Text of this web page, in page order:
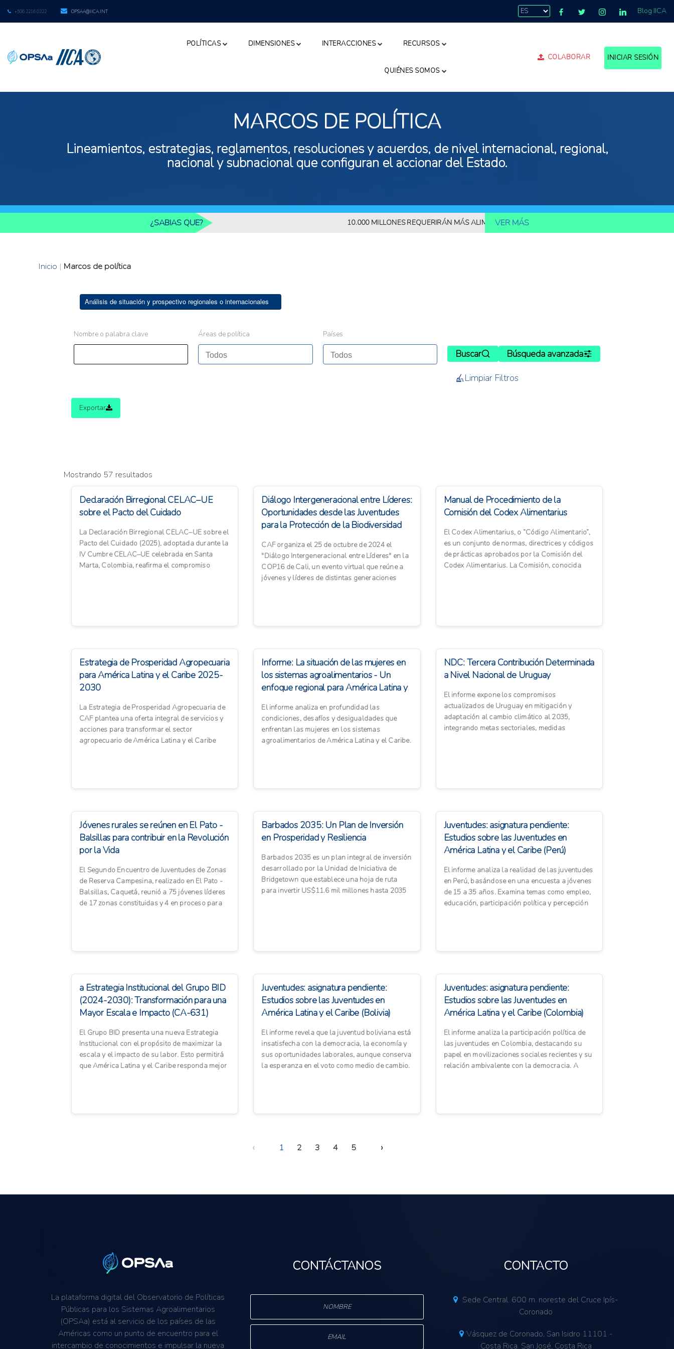
+506 2216 0222 OPSAA@IICA.INT Blog IICA
POLÍTICAS DIMENSIONES INTERACCIONES RECURSOS
QUIÉNES SOMOS
COLABORAR INICIAR SESIÓN
MARCOS DE POLÍTICA
Lineamientos, estrategias, reglamentos, resoluciones y acuerdos, de nivel internacional, regional,
nacional y subnacional que configuran el accionar del Estado.
¿SABIAS QUE? 10.000 MILLONES REQUERIRÁN MÁS ALIMENTOS 10.000 MILLONES DE PERSONAS DEBERÁN SER
VER MÁS
Inicio | Marcos de política
Análisis de situación y prospectivo regionales o internacionales
Nombre o palabra clave Áreas de política Países
Buscar
Búsqueda avanzada
Limpiar Filtros
Exportar
Mostrando 57 resultados
Declaración Birregional CELAC–UE
sobre el Pacto del Cuidado
La Declaración Birregional CELAC–UE sobre el
Pacto del Cuidado (2025), adoptada durante la
IV Cumbre CELAC–UE celebrada en Santa
Marta, Colombia, reafirma el compromiso
Diálogo Intergeneracional entre Líderes:
Oportunidades desde las Juventudes
para la Protección de la Biodiversidad
CAF organiza el 25 de octubre de 2024 el
"Diálogo Intergeneracional entre Líderes" en la
COP16 de Cali, un evento virtual que reúne a
jóvenes y líderes de distintas generaciones
Manual de Procedimiento de la
Comisión del Codex Alimentarius
El Codex Alimentarius, o “Código Alimentario”,
es un conjunto de normas, directrices y códigos
de prácticas aprobados por la Comisión del
Codex Alimentarius. La Comisión, conocida
Estrategia de Prosperidad Agropecuaria
para América Latina y el Caribe 2025-
2030
La Estrategia de Prosperidad Agropecuaria de
CAF plantea una oferta integral de servicios y
acciones para transformar el sector
agropecuario de América Latina y el Caribe
Informe: La situación de las mujeres en
los sistemas agroalimentarios - Un
enfoque regional para América Latina y
El informe analiza en profundidad las
condiciones, desafíos y desigualdades que
enfrentan las mujeres en los sistemas
agroalimentarios de América Latina y el Caribe.
NDC: Tercera Contribución Determinada
a Nivel Nacional de Uruguay
El informe expone los compromisos
actualizados de Uruguay en mitigación y
adaptación al cambio climático al 2035,
integrando metas sectoriales, medidas
Jóvenes rurales se reúnen en El Pato -
Balsillas para contribuir en la Revolución
por la Vida
El Segundo Encuentro de Juventudes de Zonas
de Reserva Campesina, realizado en El Pato -
Balsillas, Caquetá, reunió a 75 jóvenes líderes
de 17 zonas constituidas y 4 en proceso para
Barbados 2035: Un Plan de Inversión
en Prosperidad y Resiliencia
Barbados 2035 es un plan integral de inversión
desarrollado por la Unidad de Iniciativa de
Bridgetown que establece una hoja de ruta
para invertir US$11.6 mil millones hasta 2035
Juventudes: asignatura pendiente:
Estudios sobre las Juventudes en
América Latina y el Caribe (Perú)
El informe analiza la realidad de las juventudes
en Perú, basándose en una encuesta a jóvenes
de 15 a 35 años. Examina temas como empleo,
educación, participación política y percepción
a Estrategia Institucional del Grupo BID
(2024-2030): Transformación para una
Mayor Escala e Impacto (CA-631)
El Grupo BID presenta una nueva Estrategia
Institucional con el propósito de maximizar la
escala y el impacto de su labor. Esto permitirá
que América Latina y el Caribe responda mejor
Juventudes: asignatura pendiente:
Estudios sobre las Juventudes en
América Latina y el Caribe (Bolivia)
El informe revela que la juventud boliviana está
insatisfecha con la democracia, la economía y
sus oportunidades laborales, aunque conserva
la esperanza en el voto como medio de cambio.
Juventudes: asignatura pendiente:
Estudios sobre las Juventudes en
América Latina y el Caribe (Colombia)
El informe analiza la participación política de
las juventudes en Colombia, destacando su
papel en movilizaciones sociales recientes y su
relación ambivalente con la democracia. A
‹ 1 2 3 4 5 ›
La plataforma digital del Observatorio de Políticas
Públicas para los Sistemas Agroalimentarios
(OPSAa) está al servicio de los países de las
Américas como un punto de encuentro para el
intercambio de conocimientos e impulsar la nueva
CONTÁCTANOS CONTACTO
Sede Central. 600 m. noreste del Cruce Ipís-
Coronado
Vásquez de Coronado, San Isidro 11101 -
Costa Rica. San José, Costa Rica